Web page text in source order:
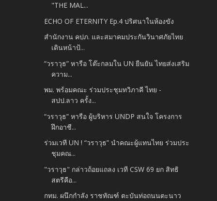
"THE MAL...
ECHO OF ETERNITY Ep.4 ปริศนาในห้องขัง
สำนักงาน คปภ. และสมาคมประกันวินาศภัยไทย
เดินหน้าป้...
“วราวุธ” หารือ โต๊ะกลมใน UN ยืนยัน ไทยส่งเสริม
ความ...
พม. พร้อมคณะ ร่วมประชุมทวิภาคี ไทย -
สปป.ลาว ครั้ง...
“วราวุธ” หารือ ผู้บริหาร UNDP สนใจ โครงการ
ฝึกอาชี...
ร่วมเวที UN ! “วราวุธ” นำคณะผู้แทนไทย ร่วมประ
ชุมคณ...
"วราวุธ" กล่าวถ้อยแถลง เวที CSW 69 ยก สิทธิ
สตรีคือ...
กทม. ผนึกกำลัง ราชทัณฑ์ ตะบันท่อถนนตะนาว